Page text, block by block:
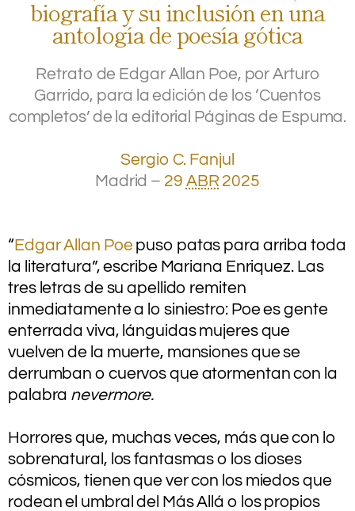
biografía y su inclusión en una
antología de poesía gótica
Retrato de Edgar Allan Poe, por Arturo
Garrido, para la edición de los ‘Cuentos
completos’ de la editorial Páginas de Espuma.
Sergio C. Fanjul
Madrid – 29 ABR 2025
“Edgar Allan Poepuso patas para arriba toda
la literatura”, escribe Mariana Enriquez. Las
tres letras de su apellido remiten
inmediatamente a lo siniestro: Poe es gente
enterrada viva, lánguidas mujeres que
vuelven de la muerte, mansiones que se
derrumban o cuervos que atormentan con la
palabra nevermore.
Horrores que, muchas veces, más que con lo
sobrenatural, los fantasmas o los dioses
cósmicos, tienen que ver con los miedos que
rodean el umbral del Más Allá o los propios